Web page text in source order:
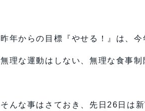
昨年からの目標『やせる！』は、
無理な運動はしない、無理な食事
そんな事はさておき、先日26日は